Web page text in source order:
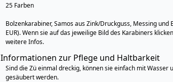
25 Farben
Bolzenkarabiner, Samos aus Zink/Druckguss, Messing und
EUR). Wenn sie auf das jeweilige Bild des Karabiners
weitere Infos.
Informationen zur Pflege und Haltbarkeit
Sind die Zü einmal dreckig, können sie einfach mit Wasser
gesäubert werden.